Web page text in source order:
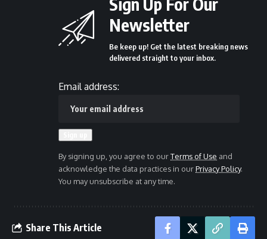
Newsletter
Be keep up! Get the latest breaking news
delivered straight to your inbox.
Email address:
By signing up, you agree to ourTerms of Use and
acknowledge the data practices in ourPrivacy Policy.
You may unsubscribe at any time.
Share This Article